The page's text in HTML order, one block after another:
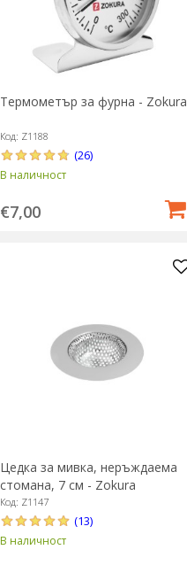
Термометър за фурна - Zokura
Код: Z1188
(26)
В наличност
€7,00
Цедка за мивка, неръждаема
стомана, 7 см - Zokura
Код: Z1147
(13)
В наличност